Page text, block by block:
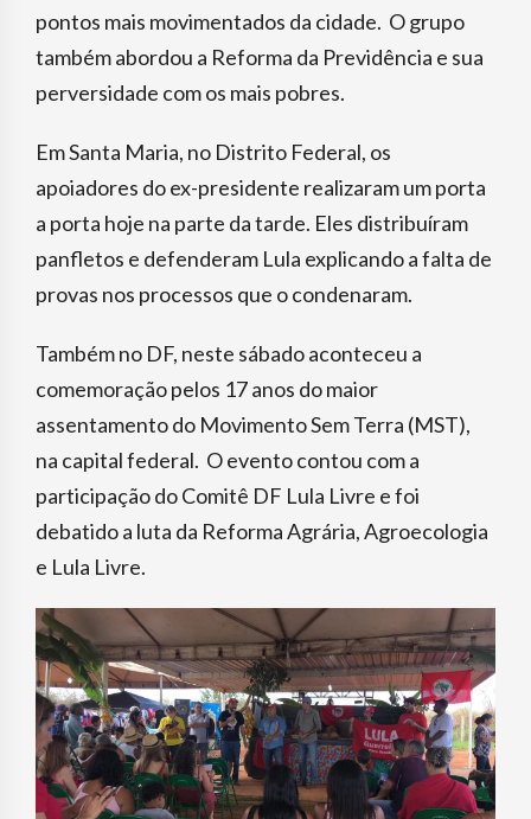
pontos mais movimentados da cidade. O grupo
também abordou a Reforma da Previdência e sua
perversidade com os mais pobres.
Em Santa Maria, no Distrito Federal, os
apoiadores do ex-presidente realizaram um porta
a porta hoje na parte da tarde. Eles distribuíram
panfletos e defenderam Lula explicando a falta de
provas nos processos que o condenaram.
Também no DF, neste sábado aconteceu a
comemoração pelos 17 anos do maior
assentamento do Movimento Sem Terra (MST),
na capital federal. O evento contou com a
participação do Comitê DF Lula Livre e foi
debatido a luta da Reforma Agrária, Agroecologia
e Lula Livre.